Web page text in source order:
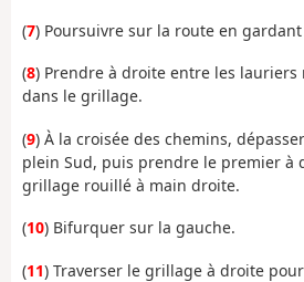
(7) Poursuivre sur la route en
(8) Prendre à droite entre les lauriers
dans le grillage.
(9) À la croisée des chemins,
plein Sud, puis prendre le premier à
grillage rouillé à main droite.
(10) Bifurquer sur la gauche.
(11) Traverser le grillage à droite